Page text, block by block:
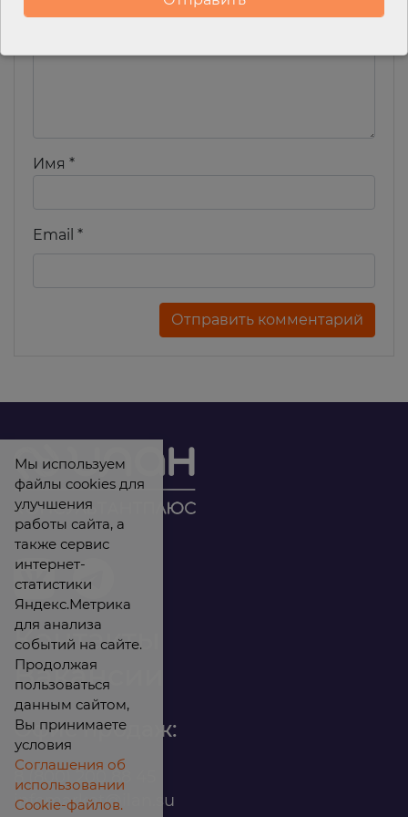
Комментарий*
Имя *
Email *
Контакты
Вакансии
Офис продаж:
infomarket@ilan.su
Мы используем
файлы cookies для
улучшения
работы сайта, а
также сервис
интернет-
статистики
Яндекс.Метрика
для анализа
событий на сайте.
Продолжая
пользоваться
данным сайтом,
Вы принимаете
условия
Соглашения об
использовании
Cookie-файлов.